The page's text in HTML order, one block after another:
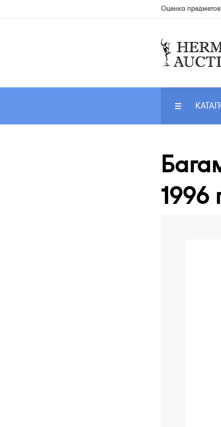
Оценка
1996